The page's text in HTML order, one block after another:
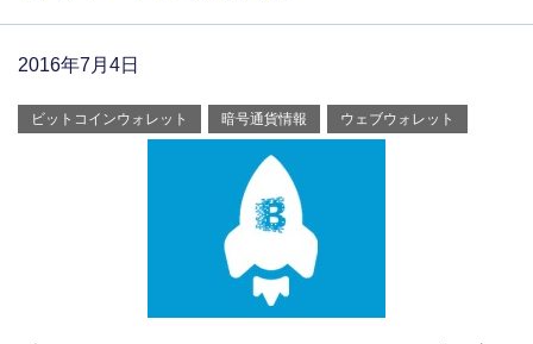
2016年7月4日
ビットコインウォレット 暗号通貨情報 ウェブウォレット